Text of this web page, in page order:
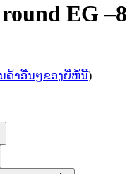
EG
ນຄ້າອື່ນໆຂອງຍີ່ຫໍ້ນີ້)